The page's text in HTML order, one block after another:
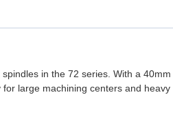
in the 72 series. With a 40mm
large machining centers and heavy